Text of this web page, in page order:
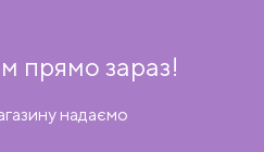
прямо зараз!
надаємо